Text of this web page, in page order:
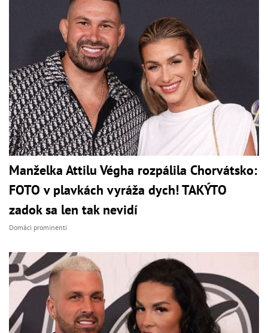
Manželka Attilu Végha rozpálila Chorvátsko:
FOTO v plavkách vyráža dych! TAKÝTO
zadok sa len tak nevidí
Domáci prominenti